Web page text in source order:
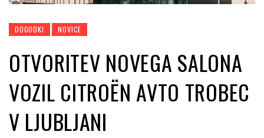
DOGODKI NOVICE
OTVORITEV NOVEGA SALONA
VOZIL CITROËN AVTO TROBEC
V LJUBLJANI